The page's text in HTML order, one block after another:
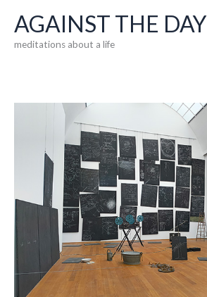
content
AGAINST THE DAY
meditations about a life